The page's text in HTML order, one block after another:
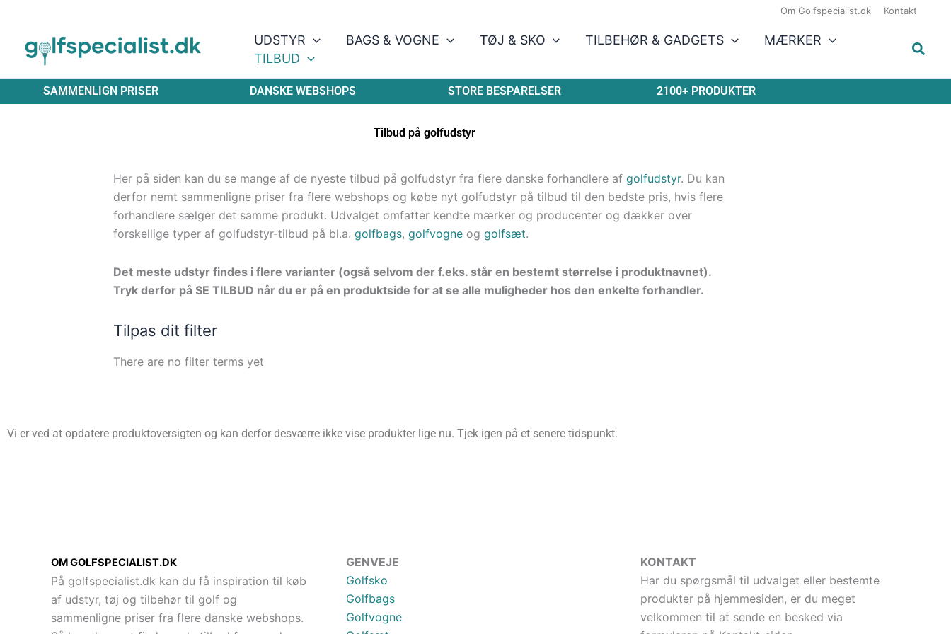
indholdet
Om Golfspecialist.dk Kontakt
UDSTYR BAGS & VOGNE TØJ & SKO TILBEHØR & GADGETS
MÆRKER
TILBUD
SAMMENLIGN PRISER DANSKE WEBSHOPS STORE BESPARELSER 2100+ PRODUKTER
Tilbud på golfudstyr
Her på siden kan du se mange af de nyeste tilbud på golfudstyr fra flere danske forhandlere af golfudstyr. Du kan
derfor nemt sammenligne priser fra flere webshops og købe nyt golfudstyr på tilbud til den bedste pris, hvis flere
forhandlere sælger det samme produkt. Udvalget omfatter kendte mærker og producenter og dækker over
forskellige typer af golfudstyr-tilbud på bl.a. golfbags, golfvogne og golfsæt.
Det meste udstyr findes i flere varianter (også selvom der f.eks. står en bestemt størrelse i produktnavnet).
Tryk derfor på SE TILBUD når du er på en produktside for at se alle muligheder hos den enkelte forhandler.
Tilpas dit filter
There are no filter terms yet
Vi er ved at opdatere produktoversigten og kan derfor desværre ikke vise produkter lige nu. Tjek igen på et senere tidspunkt.
OM GOLFSPECIALIST.DK
På golfspecialist.dk kan du få inspiration til køb
af udstyr, tøj og tilbehør til golf og
sammenligne priser fra flere danske webshops.
GENVEJE
Golfsko
Golfbags
Golfvogne
KONTAKT
Har du spørgsmål til udvalget eller bestemte
produkter på hjemmesiden, er du meget
velkommen til at sende en besked via